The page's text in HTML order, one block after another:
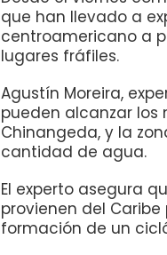
que han llevado a
centroamericano a
lugares fráfiles.
Agustín Moreira,
pueden alcanzar los
Chinangeda, y la
cantidad de agua.
El experto asegura
provienen del
formación de un